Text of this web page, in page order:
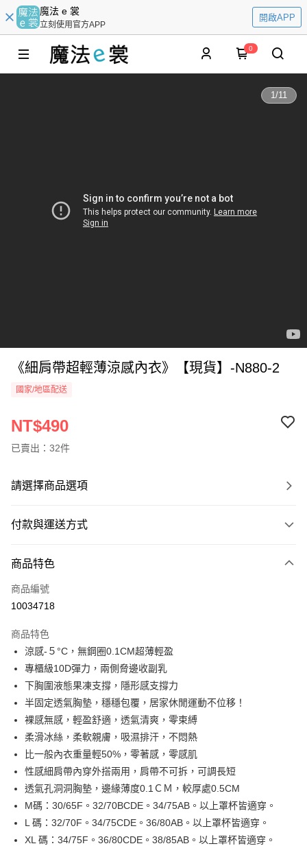
魔法 e 裳
立刻使用官方APP
開啟APP
0
1/11
《細肩帶超輕薄涼感內衣》【現貨】-N880-2
國家/地區配送
NT$490
已賣出：32件
請選擇商品選項
付款與運送方式
信用卡一次付款
信用卡分期付款
合作金庫商業銀行
華南商業銀行
彰化商業銀行
上海商業儲蓄銀行
台北富邦商業銀行
國泰世華商業銀行
兆豐國際商業銀行
臺灣中小企業銀行
台中商業銀行
匯豐（台灣）商業銀行
華泰商業銀行
聯邦商業銀行
遠東國際商業銀行
元大商業銀行
永豐商業銀行
玉山商業銀行
星展（台灣）商業銀行
台新國際商業銀行
中國信託商業銀行
台灣樂天信用卡公司
6 期 0 利率 每期
華南商業銀行
彰化商業銀行
上海商業儲蓄銀行
台北富邦商業銀行
國泰世華商業銀行
兆豐國際商業銀行
臺灣中小企業銀行
台中商業銀行
匯豐（台灣）商業銀行
華泰商業銀行
聯邦商業銀行
遠東國際商業銀行
元大商業銀行
永豐商業銀行
玉山商業銀行
星展（台灣）商業銀行
台新國際商業銀行
中國信託商業銀行
台灣樂天信用卡公司
超商取貨付款
LINE Pay
Apple Pay
悠遊付
全盈+PAY
AFTEE先享後付
相關說明
【關於「AFTEE先享後付」】
AFTEE先享後付是「在收到商品之後才付款」的支付方式。 讓您購物簡單
ATM付款
商品特色
商品編號
10034718
商品特色
涼感-５°C，無鋼圈0.1CM超薄輕盈
專櫃級10D彈力，兩側脅邊收副乳
下胸圍液態果凍支撐，隱形感支撐力
半固定透氣胸墊，穩穩包覆，居家休閒運動不位移！
裸感無感，輕盈舒適，透氣清爽，零束縛
柔滑冰絲，柔軟親膚，吸濕排汗，不悶熱
比一般內衣重量輕50%，零著感，零感肌
性感細肩帶內穿外搭兩用，肩帶不可拆，可調長短
透氣孔洞洞胸墊，邊緣薄度0.1ＣＭ，較厚處0.5CM
M碼：30/65F。32/70BCDE。34/75AB。以上罩杯皆適穿。
L 碼：32/70F。34/75CDE。36/80AB。以上罩杯皆適穿。
XL 碼：34/75F。36/80CDE。38/85AB。以上罩杯皆適穿。